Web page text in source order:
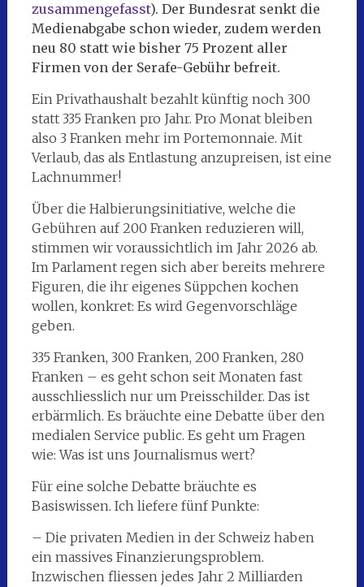
zusammengefasst). Der Bundesrat senkt die
Medienabgabe schon wieder, zudem werden
neu 80 statt wie bisher 75 Prozent aller
Firmen von der Serafe-Gebühr befreit.
Ein Privathaushalt bezahlt künftig noch 300
statt 335 Franken pro Jahr. Pro Monat bleiben
also 3 Franken mehr im Portemonnaie. Mit
Verlaub, das als Entlastung anzupreisen, ist eine
Lachnummer!
Über die Halbierungsinitiative, welche die
Gebühren auf 200 Franken reduzieren will,
stimmen wir voraussichtlich im Jahr 2026 ab.
Im Parlament regen sich aber bereits mehrere
Figuren, die ihr eigenes Süppchen kochen
wollen, konkret: Es wird Gegenvorschläge
geben.
335 Franken, 300 Franken, 200 Franken, 280
Franken – es geht schon seit Monaten fast
ausschliesslich nur um Preisschilder. Das ist
erbärmlich. Es bräuchte eine Debatte über den
medialen Service public. Es geht um Fragen
wie: Was ist uns Journalismus wert?
Für eine solche Debatte bräuchte es
Basiswissen. Ich liefere fünf Punkte:
– Die privaten Medien in der Schweiz haben
ein massives Finanzierungsproblem.
Inzwischen fliessen jedes Jahr 2 Milliarden